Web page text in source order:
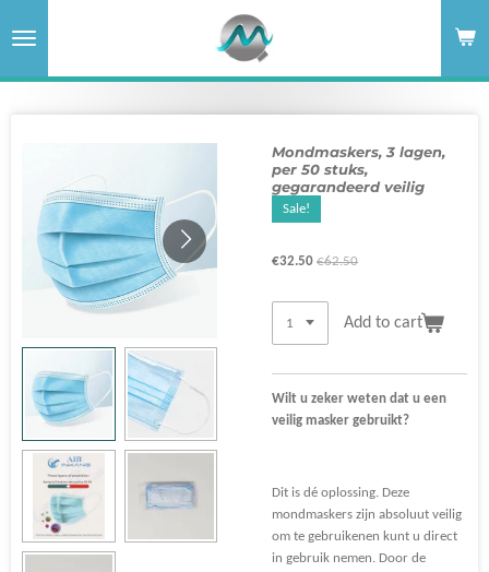
to
content
Mondmaskers, 3 lagen,
per 50 stuks,
gegarandeerd veilig
Sale!
€32.50 €62.50
Add to cart
Wilt u zeker weten dat u een
veilig masker gebruikt?
Dit is dé oplossing. Deze
mondmaskers zijn absoluut veilig
om te gebruikenen kunt u direct
in gebruik nemen. Door de